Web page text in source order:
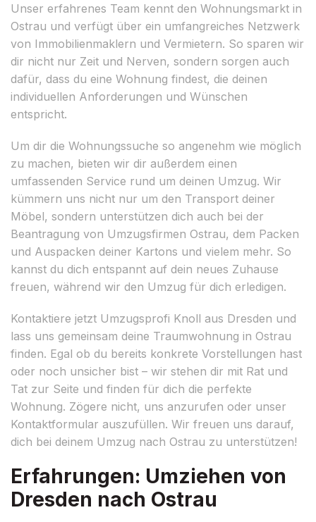
Unser erfahrenes Team kennt den Wohnungsmarkt in
Ostrau und verfügt über ein umfangreiches Netzwerk
von Immobilienmaklern und Vermietern. So sparen wir
dir nicht nur Zeit und Nerven, sondern sorgen auch
dafür, dass du eine Wohnung findest, die deinen
individuellen Anforderungen und Wünschen
entspricht.
Um dir die Wohnungssuche so angenehm wie möglich
zu machen, bieten wir dir außerdem einen
umfassenden Service rund um deinen Umzug. Wir
kümmern uns nicht nur um den Transport deiner
Möbel, sondern unterstützen dich auch bei der
Beantragung von Umzugsfirmen Ostrau, dem Packen
und Auspacken deiner Kartons und vielem mehr. So
kannst du dich entspannt auf dein neues Zuhause
freuen, während wir den Umzug für dich erledigen.
Kontaktiere jetzt Umzugsprofi Knoll aus Dresden und
lass uns gemeinsam deine Traumwohnung in Ostrau
finden. Egal ob du bereits konkrete Vorstellungen hast
oder noch unsicher bist – wir stehen dir mit Rat und
Tat zur Seite und finden für dich die perfekte
Wohnung. Zögere nicht, uns anzurufen oder unser
Kontaktformular auszufüllen. Wir freuen uns darauf,
dich bei deinem Umzug nach Ostrau zu unterstützen!
Erfahrungen: Umziehen von
Dresden nach Ostrau